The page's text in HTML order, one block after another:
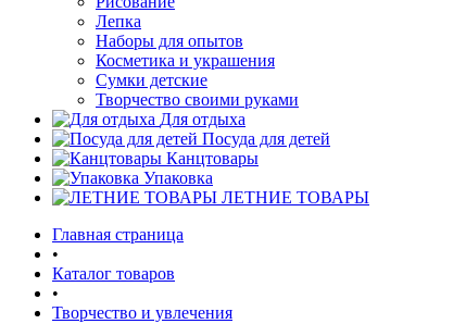
Лепка
Наборы для опытов
Косметика и украшения
Сумки детские
Творчество своими руками
Для отдыха
Посуда для детей
Канцтовары
Упаковка
ЛЕТНИЕ ТОВАРЫ
Главная страница
•
Каталог товаров
•
Творчество и увлечения